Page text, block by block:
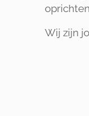
Wij zijn